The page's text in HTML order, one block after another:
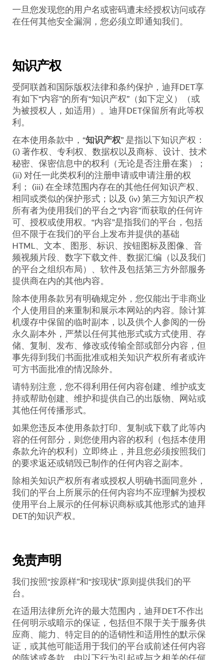
一旦您发现您的用户名或密码遭未经授权访问或存
在任何其他安全漏洞，您必须立即通知我们。
知识产权
受阿联酋和国际版权法律和条约保护，迪拜DET享
有如下“内容”的所有“知识产权”（如下定义）（或
为被授权人，如适用）。迪拜DET保留所有此等权
利。
在本使用条款中，“知识产权”是指以下知识产权：
(i)著作权、专利权、数据权以及商标、设计、技术
秘密、保密信息中的权利（无论是否注册在案）；
(ii)对任一此类权利的注册申请或申请注册的权
利； (iii)在全球范围内存在的其他任何知识产权、
相同或类似的保护形式；以及 (iv)第三方知识产权
所有者为使用我们的平台之“内容”而获取的任何许
可、授权或使用权。“内容”是指我们的平台，包括
但不限于在我们的平台上发布并提供的基础
HTML、文本、图形、标识、按钮图标及图像、音
频视频片段、数字下载文件、数据汇编（以及我们
的平台之组织布局）、软件及包括第三方外部服务
提供商在内的其他内容。
除本使用条款另有明确规定外，您仅能出于非商业
个人使用目的来重制和展示本网站的内容。除计算
机缓存中保留的临时副本，以及供个人参阅的一份
永久副本外，严禁以任何其他形式或方式使用、存
储、复制、发布、修改或传输全部或部分内容，但
事先得到我们书面批准或相关知识产权所有者或许
可方书面批准的情况除外。
请特别注意，您不得利用任何内容创建、维护或支
持或帮助创建、维护和提供自己的出版物、网站或
其他任何传播形式。
如果您违反本使用条款打印、复制或下载了此等内
容的任何部分，则您使用内容的权利（包括本使用
条款允许的权利）立即终止，并且您必须按照我们
的要求返还或销毁已制作的任何内容之副本。
除相关知识产权所有者或授权人明确书面同意外，
我们的平台上所展示的任何内容均不应理解为授权
使用平台上展示的任何标识商标或其他形式的迪拜
DET的知识产权。
免责声明
我们按照“按原样”和“按现状”原则提供我们的平
台。
在适用法律所允许的最大范围内，迪拜DET不作出
任何明示或暗示的保证，包括但不限于关于服务供
应商、能力、特定目的的适销性和适用性的默示保
证，或其他可能适用于我们的平台或前述任何内容